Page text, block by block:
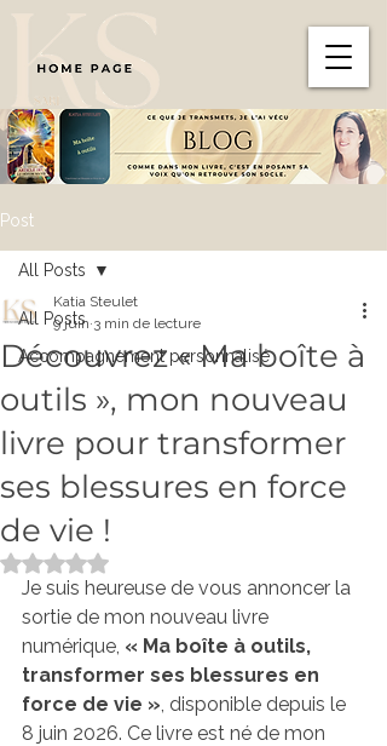
Post
All Posts
Accompagnement personnalisé
All Posts
Découvrez « Ma boîte à
outils », mon nouveau
livre pour transformer
ses blessures en force
de vie !
Katia Steulet
9 juin 3 min de lecture
Noté NaN étoiles sur 5.
Je suis heureuse de vous annoncer la
sortie de mon nouveau livre
numérique, « Ma boîte à outils,
transformer ses blessures en
force de vie », disponible depuis le
8 juin 2026. Ce livre est né de mon